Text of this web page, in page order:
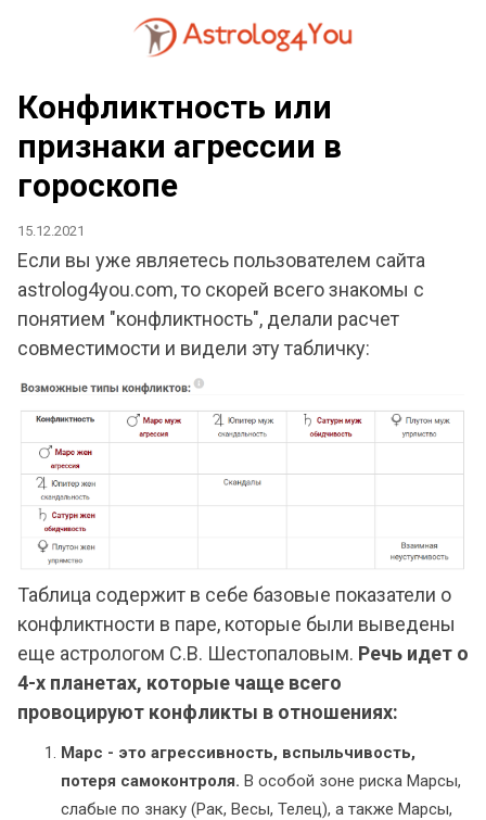
Конфликтность или
признаки агрессии в
гороскопе
15.12.2021
Если вы уже являетесь пользователем сайта
astrolog4you.com, то скорей всего знакомы с
понятием "конфликтность", делали расчет
совместимости и видели эту табличку:
Таблица содержит в себе базовые показатели о
конфликтности в паре, которые были выведены
еще астрологом С.В. Шестопаловым. Речь идет о
4-х планетах, которые чаще всего
провоцируют конфликты в отношениях:
Марс - это агрессивность, вспыльчивость,
потеря самоконтроля. В особой зоне риска Марсы,
слабые по знаку (Рак, Весы, Телец), а также Марсы,